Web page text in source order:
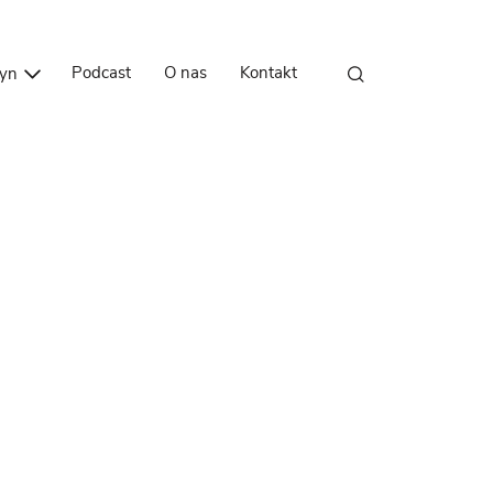
Podcast O nas Kontakt
Przejdź do treści